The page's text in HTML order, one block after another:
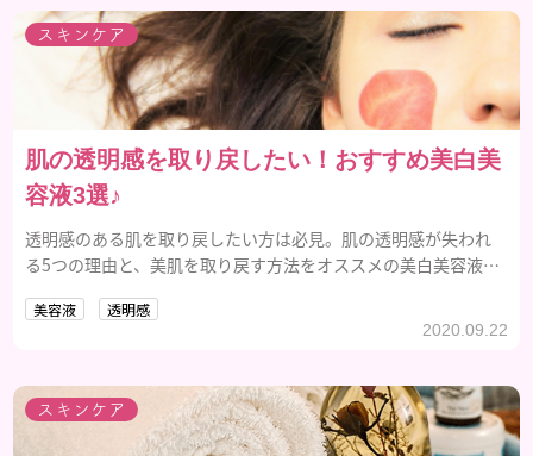
スキンケア
肌の透明感を取り戻したい！おすすめ美白美
容液3選♪
透明感のある肌を取り戻したい方は必見。肌の透明感が失われ
る5つの理由と、美肌を取り戻す方法をオススメの美白美容液5
美容液 透明感
2020.09.22
スキンケア